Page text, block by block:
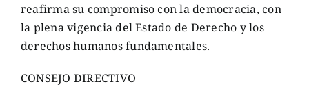
reafirma su compromiso con la democracia, con
la plena vigencia del Estado de Derecho y los
derechos humanos fundamentales.
CONSEJO DIRECTIVO